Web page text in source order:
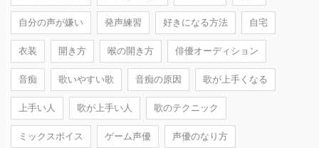
自分の声が嫌い 発声練習 好きになる方法 自宅
衣装 開き方 喉の開き方 俳優オーディション
音痴 歌いやすい歌 音痴の原因 歌が上手くなる
上手い人 歌が上手い人 歌のテクニック
ミックスボイス ゲーム声優 声優のなり方